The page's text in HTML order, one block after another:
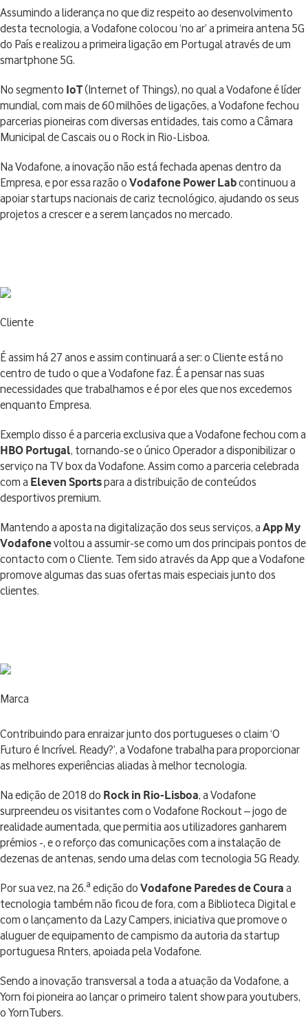
Assumindo a liderança no que diz respeito ao desenvolvimento
desta tecnologia, a Vodafone colocou ‘no ar’ a primeira antena 5G
do País e realizou a primeira ligação em Portugal através de um
smartphone 5G.
No segmento IoT(Internet of Things), no qual a Vodafone é líder
mundial, com mais de 60 milhões de ligações, a Vodafone fechou
parcerias pioneiras com diversas entidades, tais como a Câmara
Municipal de Cascais ou o Rock in Rio-Lisboa.
Na Vodafone, a inovação não está fechada apenas dentro da
Empresa, e por essa razão o Vodafone Power Labcontinuou a
apoiar startups nacionais de cariz tecnológico, ajudando os seus
projetos a crescer e a serem lançados no mercado.
Cliente
É assim há 27 anos e assim continuará a ser: o Cliente está no
centro de tudo o que a Vodafone faz. É a pensar nas suas
necessidades que trabalhamos e é por eles que nos excedemos
enquanto Empresa.
Exemplo disso é a parceria exclusiva que a Vodafone fechou com a
HBO Portugal, tornando-se o único Operador a disponibilizar o
serviço na TV box da Vodafone. Assim como a parceria celebrada
com a Eleven Sportspara a distribuição de conteúdos
desportivos premium.
Mantendo a aposta na digitalização dos seus serviços, a App My
Vodafonevoltou a assumir-se como um dos principais pontos de
contacto com o Cliente. Tem sido através da App que a Vodafone
promove algumas das suas ofertas mais especiais junto dos
clientes.
Marca
Contribuindo para enraizar junto dos portugueses o claim ‘O
Futuro é Incrível. Ready?’, a Vodafone trabalha para proporcionar
as melhores experiências aliadas à melhor tecnologia.
Na edição de 2018 do Rock in Rio-Lisboa, a Vodafone
surpreendeu os visitantes com o Vodafone Rockout – jogo de
realidade aumentada, que permitia aos utilizadores ganharem
prémios -, e o reforço das comunicações com a instalação de
dezenas de antenas, sendo uma delas com tecnologia 5G Ready.
Por sua vez, na 26.ª edição do Vodafone Paredes de Coura a
tecnologia também não ficou de fora, com a Biblioteca Digital e
com o lançamento da Lazy Campers, iniciativa que promove o
aluguer de equipamento de campismo da autoria da startup
portuguesa Rnters, apoiada pela Vodafone.
Sendo a inovação transversal a toda a atuação da Vodafone, a
Yorn foi pioneira ao lançar o primeiro talent show para youtubers,
o YornTubers.